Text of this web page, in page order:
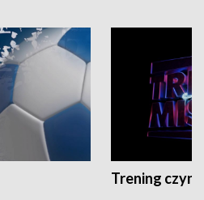
Trening czyni